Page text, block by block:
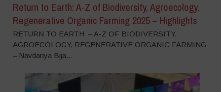
Return to Earth: A-Z of Biodiversity, Agroecology,
Regenerative Organic Farming 2025 – Highlights
RETURN TO EARTH – A-Z OF BIODIVERSITY,
AGROECOLOGY, REGENERATIVE ORGANIC FARMING
– Navdanya Bija...